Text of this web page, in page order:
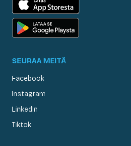
SEURAA MEITÄ
Facebook
Instagram
LinkedIn
Tiktok